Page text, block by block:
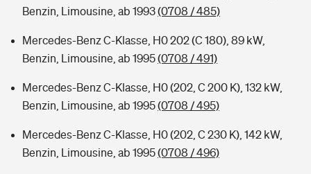
Benzin, Limousine, ab 1993(0708 / 485)
Mercedes-Benz C-Klasse, H0 202 (C 180), 89 kW,
Benzin, Limousine, ab 1995(0708 / 491)
Mercedes-Benz C-Klasse, H0 (202, C 200 K), 132 kW,
Benzin, Limousine, ab 1995(0708 / 495)
Mercedes-Benz C-Klasse, H0 (202, C 230 K), 142 kW,
Benzin, Limousine, ab 1995(0708 / 496)